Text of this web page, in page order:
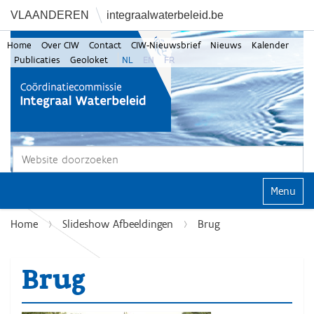
VLAANDEREN integraalwaterbeleid.be
Zoek
Home Over CIW Contact CIW-Nieuwsbrief Nieuws
Kalender
Publicaties
Geoloket NL EN FR
Klap
Home Slideshow Afbeeldingen Brug
Brug